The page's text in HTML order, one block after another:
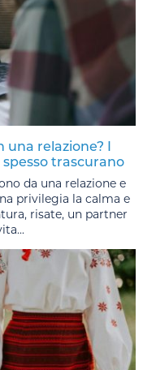
una relazione? I
trascurano
da una relazione e
privilegia la calma e
risate, un partner